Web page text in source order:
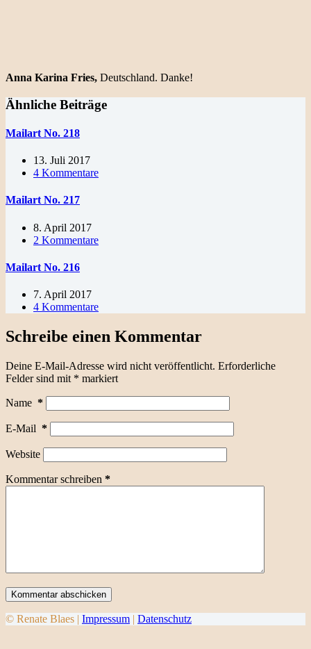
Anna Karina Fries, Deutschland. Danke!
Ähnliche Beiträge
Mailart No. 218
13. Juli 2017
4 Kommentare
Mailart No. 217
8. April 2017
2 Kommentare
Mailart No. 216
7. April 2017
4 Kommentare
Schreibe einen Kommentar
Deine E-Mail-Adresse wird nicht veröffentlicht. Erforderliche
Felder sind mit * markiert
Name *
E-Mail *
Website
Kommentar schreiben *
Kommentar abschicken
© Renate Blaes | Impressum | Datenschutz